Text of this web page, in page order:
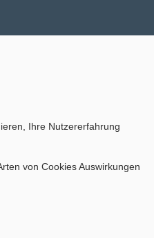
Ihre Nutzererfahrung
von Cookies Auswirkungen